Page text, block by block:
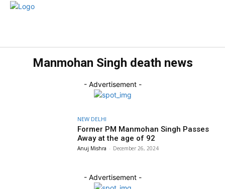
Manmohan Singh death news
- Advertisement -
NEW DELHI
Former PM Manmohan Singh Passes
Away at the age of 92
Anuj Mishra - December 26, 2024
- Advertisement -